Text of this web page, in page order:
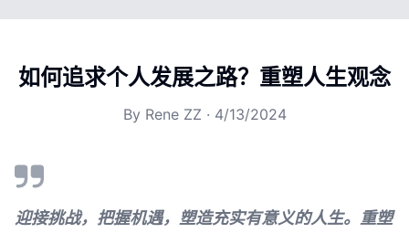
如何追求个人发展之路？重塑人生观念
By Rene ZZ · 4/13/2024
迎接挑战，把握机遇，塑造充实有意义的人生。重塑